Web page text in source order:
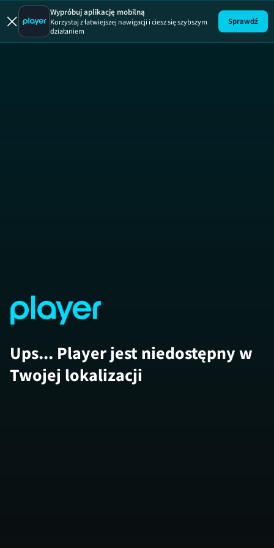
Wypróbuj aplikację mobilną
Korzystaj z łatwiejszej nawigacji i ciesz się szybszym
działaniem
Sprawdź
Ups... Player jest niedostępny w
Twojej lokalizacji